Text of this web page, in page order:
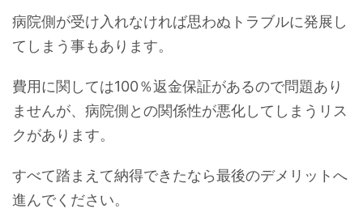
病院側が受け入れなければ思わぬトラブルに発展し
てしまう事もあります。
費用に関しては100％返金保証があるので問題あり
ませんが、病院側との関係性が悪化してしまうリス
クがあります。
すべて踏まえて納得できたなら最後のデメリットへ
進んでください。